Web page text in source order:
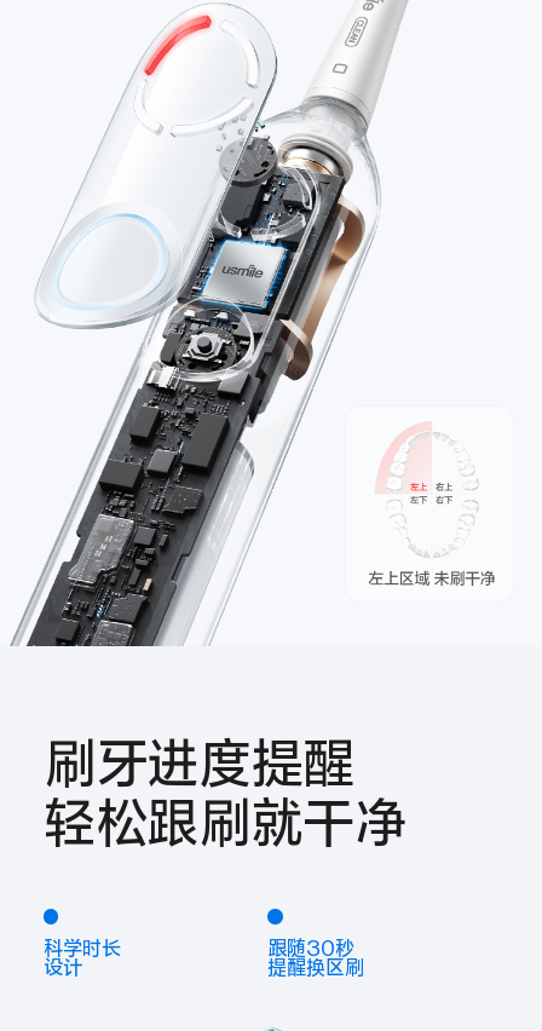
刷牙进度提醒
轻松跟刷就干净
科学时长
设计
跟随30秒
提醒换区刷